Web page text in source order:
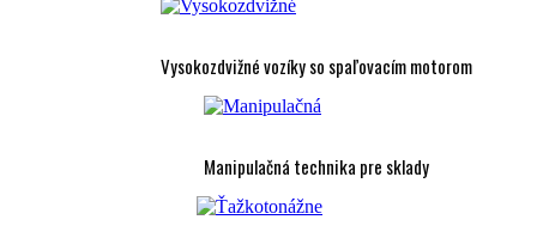
Vysokozdvižné vozíky so spaľovacím motorom
Manipulačná technika pre sklady